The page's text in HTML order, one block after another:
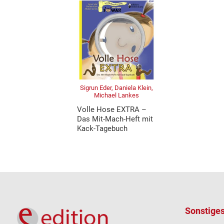
Sigrun Eder, Daniela Klein,
Michael Lankes
Volle Hose EXTRA –
Das Mit-Mach-Heft mit
Kack-Tagebuch